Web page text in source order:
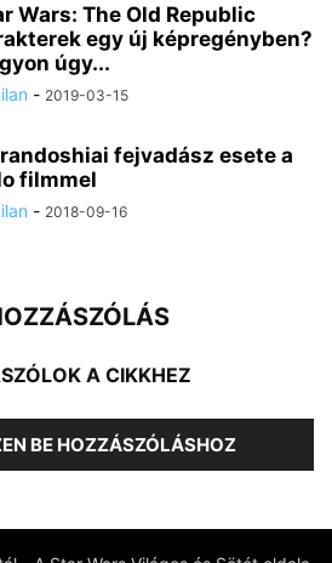
Wars: The Old Republic
egy új képregényben?
úgy...
- 2019-03-15
fejvadász esete a
filmmel
- 2018-09-16
A CIKKHEZ
BE HOZZÁSZÓLÁSHOZ